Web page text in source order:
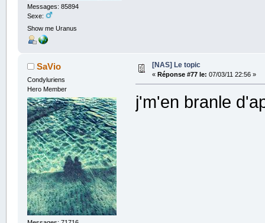
Messages: 85894
Sexe:
Show me Uranus
SaVio
Condyluriens
Hero Member
[NAS] Le topic
« Réponse #77 le: 07/03/11 22:56 »
j'm'en branle